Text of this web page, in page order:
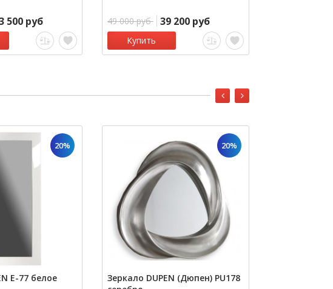
500 руб 49 000 руб 39 200 руб
Купить
20%
Е-77 белое
20%
Зеркало DUPEN (Дюпен) PU178